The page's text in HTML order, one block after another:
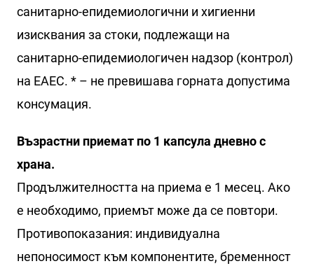
санитарно-епидемиологични и хигиенни
изисквания за стоки, подлежащи на
санитарно-епидемиологичен надзор (контрол)
на ЕАЕС. * – не превишава горната допустима
консумация.
Възрастни приемат по 1 капсула дневно с
храна.
Продължителността на приема е 1 месец. Ако
е необходимо, приемът може да се повтори.
Противопоказания: индивидуална
непоносимост към компонентите, бременност